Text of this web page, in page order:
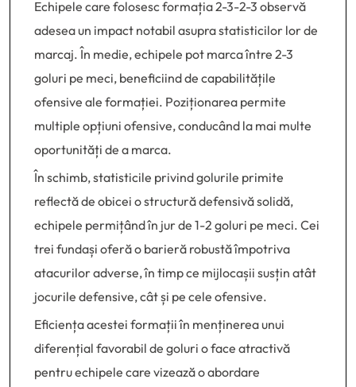
Echipele care folosesc formația 2-3-2-3 observă
adesea un impact notabil asupra statisticilor lor de
marcaj. În medie, echipele pot marca între 2-3
goluri pe meci, beneficiind de capabilitățile
ofensive ale formației. Poziționarea permite
multiple opțiuni ofensive, conducând la mai multe
oportunități de a marca.
În schimb, statisticile privind golurile primite
reflectă de obicei o structură defensivă solidă,
echipele permițând în jur de 1-2 goluri pe meci. Cei
trei fundași oferă o barieră robustă împotriva
atacurilor adverse, în timp ce mijlocașii susțin atât
jocurile defensive, cât și pe cele ofensive.
Eficiența acestei formații în menținerea unui
diferențial favorabil de goluri o face atractivă
pentru echipele care vizează o abordare